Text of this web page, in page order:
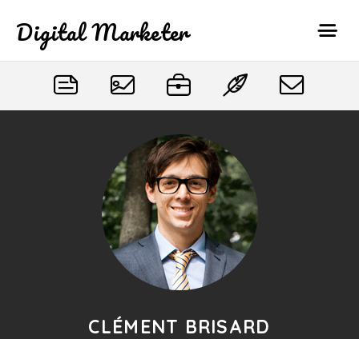
Digital Marketer
CLÉMENT BRISARD